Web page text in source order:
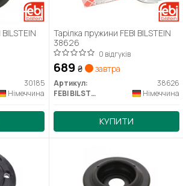
30185
Німеччина
Тарілка пружини FEBI BILSTEIN
38626
0 відгуків
689 ₴ завтра
Артикул:
38626
FEBI BILSTEIN
Німеччина
КУПИТИ